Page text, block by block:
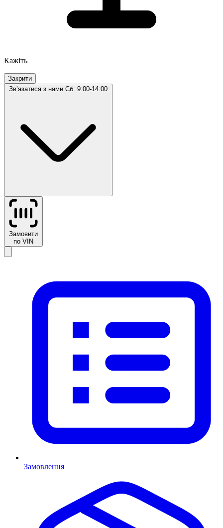
Кажіть
Закрити
Звʼязатися з нами
Сб: 9:00-14:00
Замовити
по VIN
Замовлення